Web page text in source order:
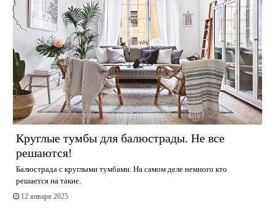
Круглые тумбы для балюстрады. Не все
решаются!
Балюстрада с круглыми тумбами. На самом деле немного кто
решается на такие.
12 января 2025